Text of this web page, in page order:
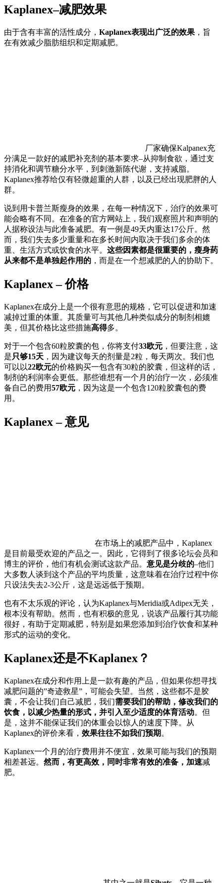
Kaplanex–减肥效果
由于含有丰富的活性成分， Kaplanex表现出广泛的效果 ，旨
在有效减少脂肪组织和定期减肥。
厂家确保Kalpanex充
分满足一款好的减肥补充剂的基本要求–从抑制食欲，通过支
持消化和调节糖分水平，到刺激新陈代谢，支持减脂。
Kaplanex推荐给仅有轻微超重的人群，以及已经出现肥胖的人
群。
说到用卡普兰斯瘦身的效果，在每一种情况下，治疗的效果可
能会略有不同。在准备的官方网站上，我们观察照片和声明的
人据称设法与此准备减肥。有一例是49天内重达17公斤。然
而，我们失去多少重量和在多长时间内取决于我们多余的体
重、生活方式或饮食的水平。 这些因素都是很重要的，瘦身药
从来都不是单独起作用的 ，而是在一个想减肥的人的协助下。
Kaplanex – 价格
Kaplanex在成分上是一个很有意思的规格，它可以促进和加速
减掉过重的体重。其质量可与其他几种类似成分的制剂相媲
美，但其价格比这些措施高得多。
对于一个包含60粒胶囊的包，你将支付33欧元 ，但要注意，这
是只够15天 ，因为建议每天的剂量是2粒，每天两次。我们也
可以以22欧元的价格购买一包含有30粒的胶囊，但这样的话，
制剂的利润率会更低。那些谁想有一个月的治疗一次，必须准
备自己的费用57欧元 ，因为这是一个包含120粒胶囊包的费
用。
Kaplanex – 意见
在市场上的减肥产品中，Kaplanex
是目前最受欢迎的产品之一。因此，它得到了很多论坛会员和
博主的评价，他们有机会测试这款产品。 意见是分歧的–他们
大多数人谈到这个产品的平均质量，这意味着在治疗过程中你
只设法失去2-3公斤，这是远远低于预期。
也有不太乐观的评论，认为Kaplanex与Meridia或Adipex无关，
根本没有帮助。然而，也有积极的意见，说该产品履行其功能
很好，有助于定期减肥，特别是如果您添加到治疗饮食和某种
形式的运动的变化。
Kaplanex还是不Kaplanex？
Kaplanex在成分和作用上是一款有趣的产品，但如果你想寻找
减肥问题的”奇迹救星”，可能会失望。当然，这些都不是胶
囊，不会让我们自己减肥，我们需要我们的帮助，修改我们的
饮食，以减少热量的形式，并引入至少适度的体育活动。但
是，这并不能保证我们的体重会以惊人的速度下降。从
Kaplanex的评价来看， 效果往往不如我们预期 。
Kaplanex一个月的治疗费用并不便宜，效果可能与我们的预期
相差甚远。 然而，有更高效，同时非常有效的准备，加速减
肥。